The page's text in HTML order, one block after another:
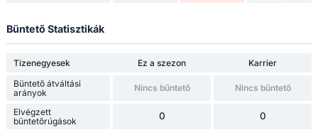
Büntető Statisztikák
Tizenegyesek Ez a szezon
Karrier
Büntető átváltási
arányok
Nincs bűntető Nincs bűntető
Elvégzett
büntetőrúgások
0 0